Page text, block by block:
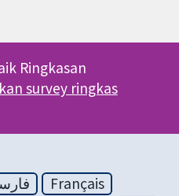
Ringkasan
survey ringkas
Français